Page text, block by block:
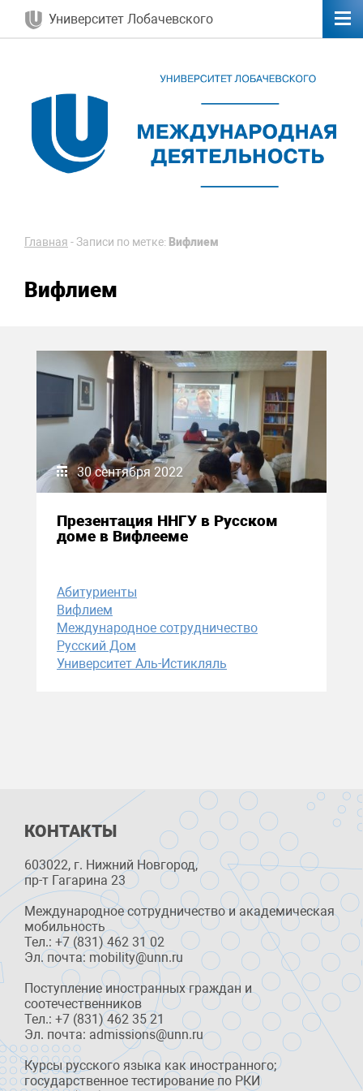
Университет Лобачевского
Главная -Записи по метке: Вифлием
Вифлием
30 сентября 2022
Презентация ННГУ в Русском
доме в Вифлееме
Абитуриенты
Вифлием
Международное сотрудничество
Русский Дом
Университет Аль-Истикляль
КОНТАКТЫ
603022, г. Нижний Новгород,
пр-т Гагарина 23
Международное сотрудничество и академическая
мобильность
Тел.: +7 (831) 462 31 02
Эл. почта: mobility@unn.ru
Поступление иностранных граждан и
соотечественников
Тел.: +7 (831) 462 35 21
Эл. почта: admissions@unn.ru
Курсы русского языка как иностранного;
государственное тестирование по РКИ